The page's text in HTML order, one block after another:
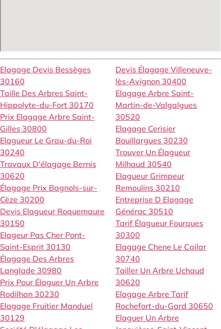
Elagage Devis Bessèges
30160
Taille Des Arbres Saint-
Hippolyte-du-Fort 30170
Prix Elagage Arbre Saint-
Gilles 30800
Elagueur Le Grau-du-Roi
30240
Travaux D'élagage Bernis
30620
Élagage Prix Bagnols-sur-
Cèze 30200
Devis Elagueur Roquemaure
30150
Elageur Pas Cher Pont-
Saint-Esprit 30130
Élagage Des Arbres
Langlade 30980
Prix Pour Élaguer Un Arbre
Rodilhan 30230
Elagage Fruitier Manduel
30129
Devis Élagage Villeneuve-
lès-Avignon 30400
Elagage Arbre Saint-
Martin-de-Valgalgues
30520
Elagage Cerisier
Bouillargues 30230
Trouver Un Élagueur
Milhaud 30540
Elagueur Grimpeur
Remoulins 30210
Entreprise D Elagage
Générac 30510
Tarif Élagueur Fourques
30300
Elagage Chene Le Cailar
30740
Tailler Un Arbre Uchaud
30620
Elagage Arbre Tarif
Rochefort-du-Gard 30650
Elaguer Un Arbre